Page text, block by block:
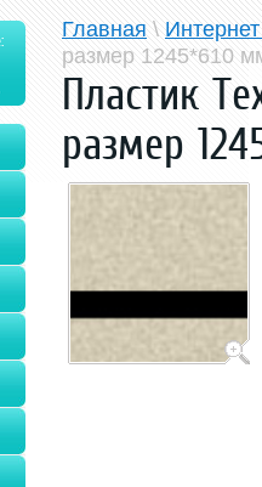
Главная\
размер 1245*610
Пластик
размер